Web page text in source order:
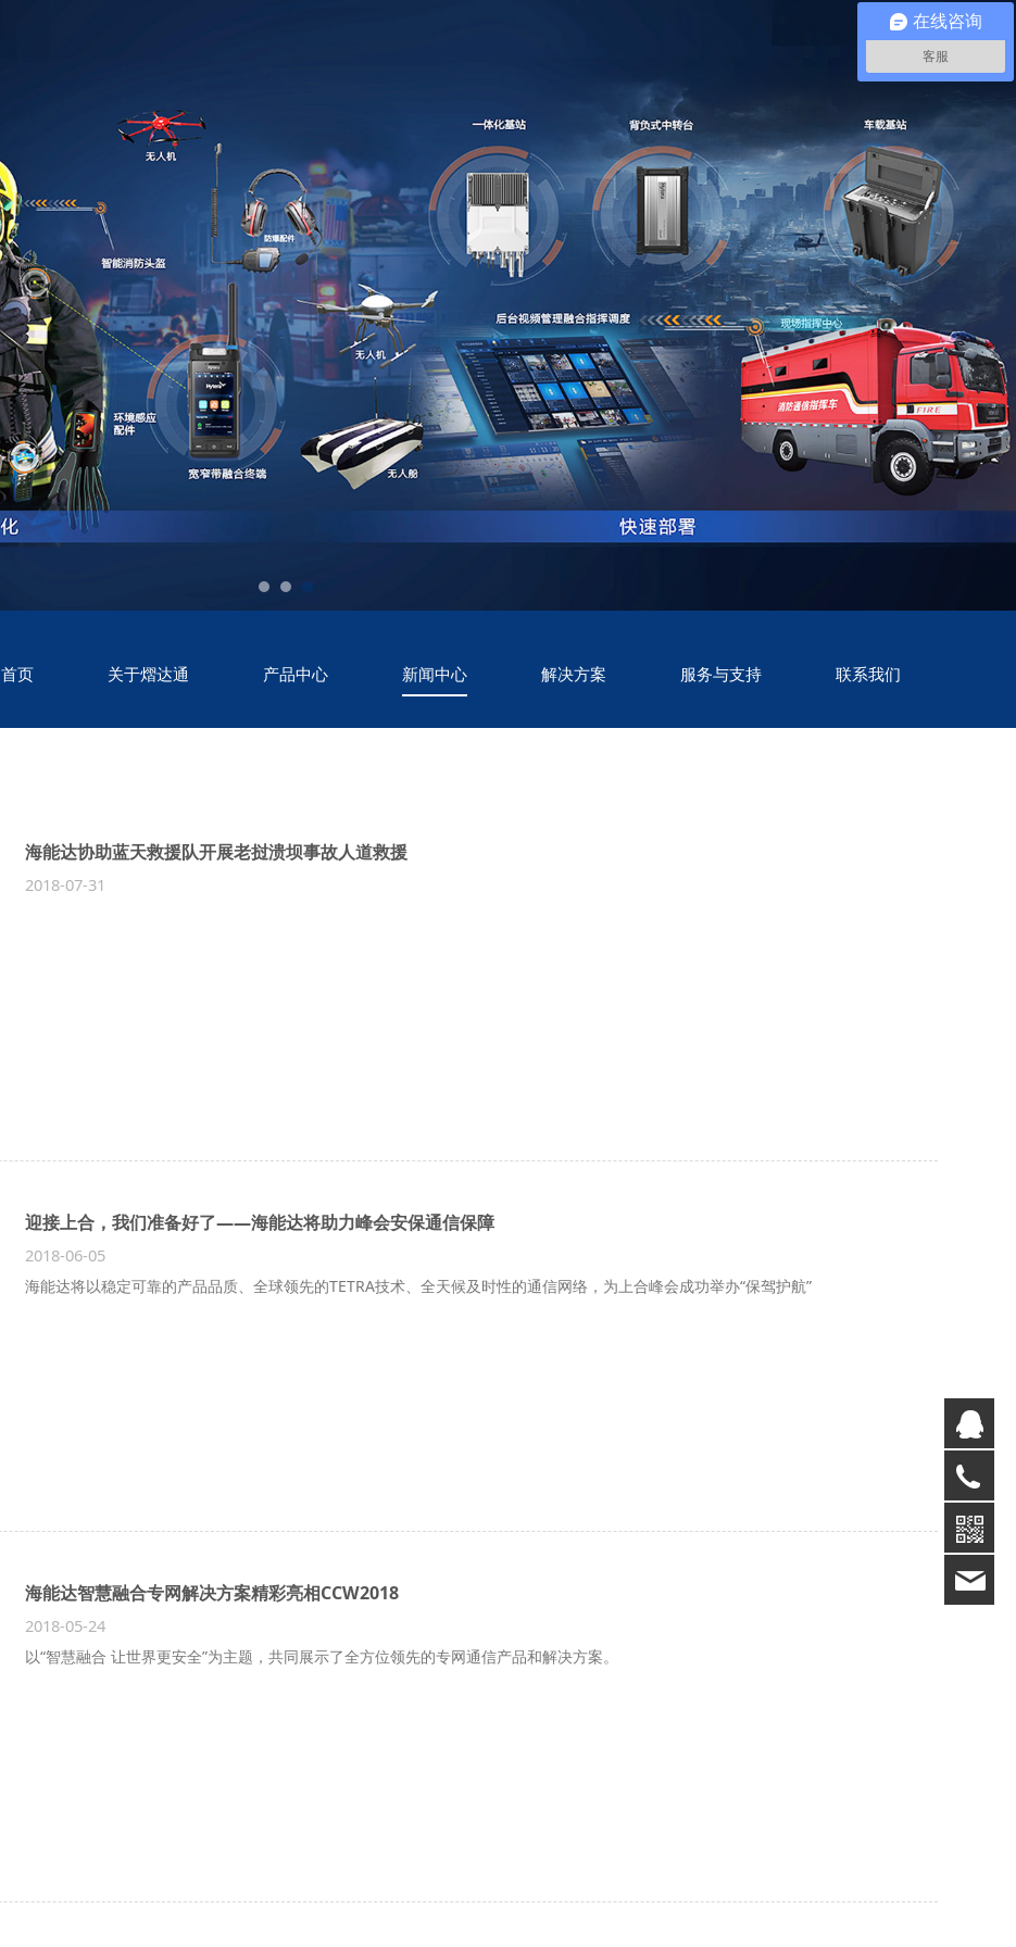
首页 关于熠达通 产品中心 新闻中心 解决方案 服务与支持 联系我们
海能达协助蓝天救援队开展老挝溃坝事故人道救援
2018-07-31
迎接上合，我们准备好了——海能达将助力峰会安保通信保障
2018-06-05
海能达将以稳定可靠的产品品质、全球领先的TETRA技术、全天候及时性的通信网络，为上合峰会成功举办“保驾护航”
海能达智慧融合专网解决方案精彩亮相CCW2018
2018-05-24
以“智慧融合 让世界更安全”为主题，共同展示了全方位领先的专网通信产品和解决方案。
在线咨询
客服